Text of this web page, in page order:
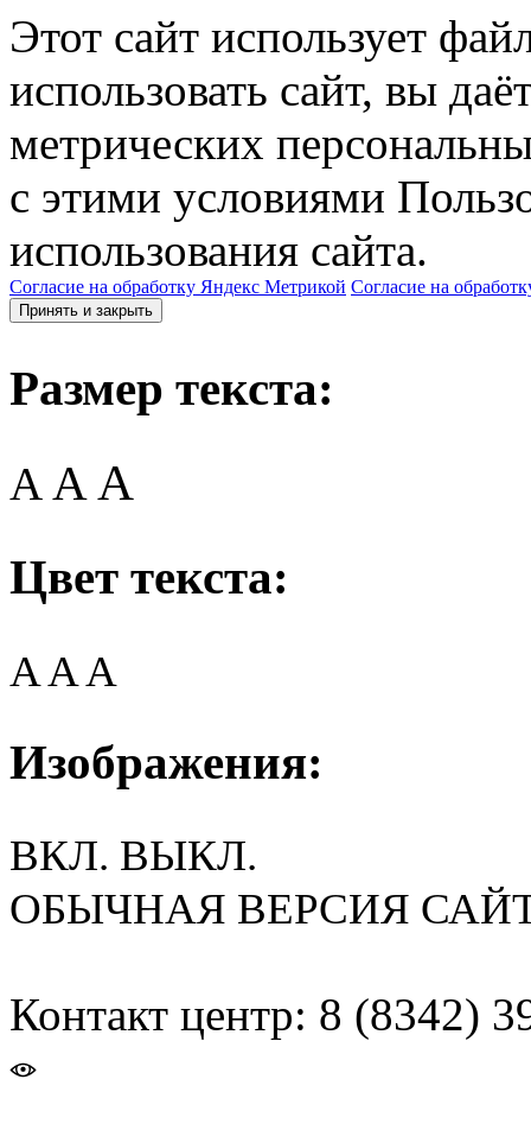
Этот сайт использует
использовать сайт, вы
метрических
с этими условиями
использования сайта.
Согласие на обработку Яндекс Метрикой Согласие на
Принять и закрыть
Размер текста:
A AA
Цвет текста:
AAA
Изображения:
ВКЛ. ВЫКЛ.
ОБЫЧНАЯ ВЕРСИЯ
Контакт центр: 8 (8342)